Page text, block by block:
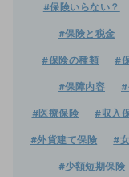
#保険いらない？
#保険と税金
#保険の種類 #
#保障内容 #
#医療保険 #収入
#外貨建て保険 #
#少額短期保険